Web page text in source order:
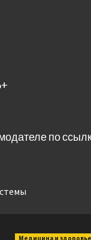
по
Медицина и здоровье